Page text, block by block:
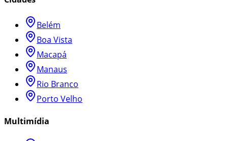
Belém
Boa Vista
Macapá
Manaus
Rio Branco
Porto Velho
Multimídia